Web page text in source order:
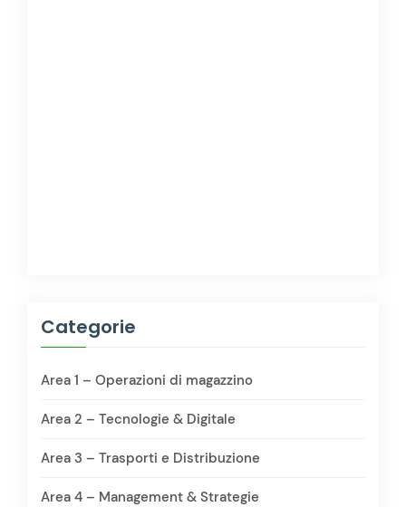
Categorie
Area 1 – Operazioni di magazzino
Area 2 – Tecnologie & Digitale
Area 3 – Trasporti e Distribuzione
Area 4 – Management & Strategie